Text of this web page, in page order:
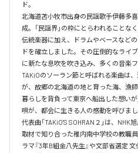
ド。
北海道苫小牧市出身の民謡歌手伊藤多
成。「民謡界」の枠にとらわれること
伝統楽器に加え、ドラムやベースなど
ドを確立しました。その圧倒的なライ
に新たな息吹を吹き込み、多くの音楽
TAKiOのソーラン節と呼ばれる楽曲は
が、故郷の北海道の地と育った海、漁
暮らしを背負って東京へ船出した想い
唄が、都会に生きる人の感動を呼びまし
代表曲「TAKiO'S SOHRAN２」は、NHK
取材で知り合った稚内南中学校の教職
ラマ『3年B組金八先生』や文部省選定